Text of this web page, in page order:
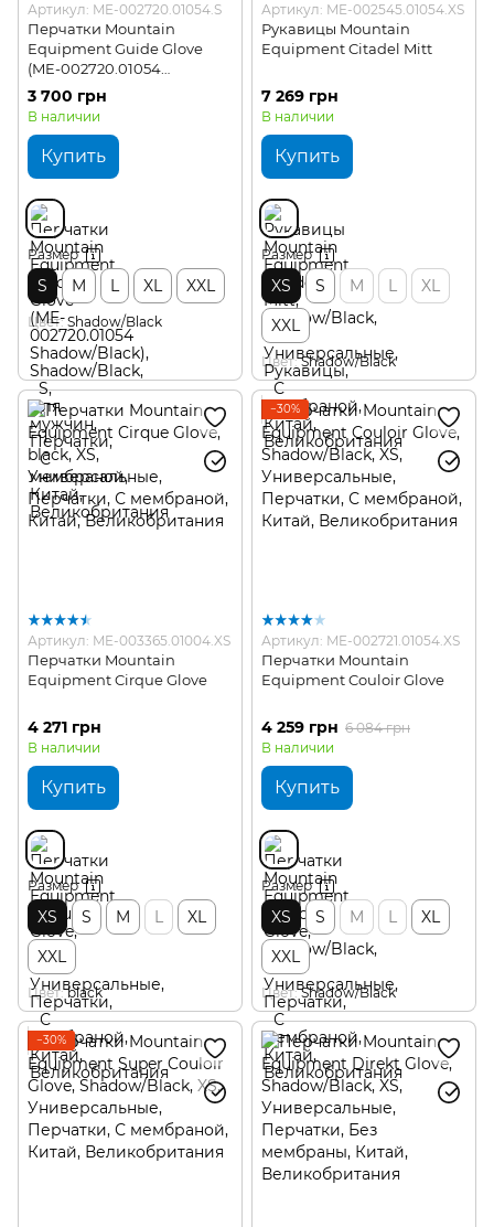
Артикул: ME-002720.01054.S
Перчатки Mountain
Equipment Guide Glove
(ME-002720.01054
Shadow/Black)
3 700 грн
В наличии
Купить
Размер
S M L XL XXL
Цвет Shadow/Black
Артикул: ME-002545.01054.XS
Рукавицы Mountain
Equipment Citadel Mitt
7 269 грн
В наличии
Купить
Размер
XS S M L
XL
XXL
Цвет Shadow/Black
Артикул: ME-003365.01004.XS
Перчатки Mountain
Equipment Cirque Glove
4 271 грн
В наличии
Купить
Размер
XS S M L
XL
XXL
Цвет black
−30%
Артикул: ME-002721.01054.XS
Перчатки Mountain
Equipment Couloir Glove
4 259 грн 6 084 грн
В наличии
Купить
Размер
XS S M L
XL
XXL
Цвет Shadow/Black
−30%